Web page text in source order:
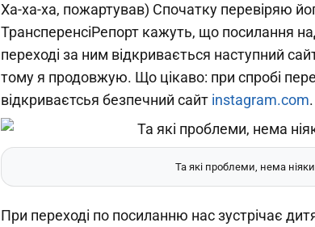
Ха-ха-ха, пожартував) Спочатку перевіряю
ТрансперенсіРепорт кажуть, що посилання
переході за ним відкривається наступний
тому я продовжую. Що цікаво: при спробі
відкриваєтсья безпечний сайт instagram.com
Та які проблеми, нема
При переході по посиланню нас зустрічає